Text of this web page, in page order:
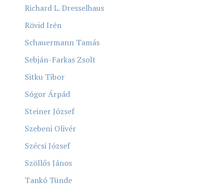
Richard L. Dresselhaus
Rövid Irén
Schauermann Tamás
Sebján-Farkas Zsolt
Sitku Tibor
Sógor Árpád
Steiner József
Szebeni Olivér
Szécsi József
Szöllős János
Tankó Tünde